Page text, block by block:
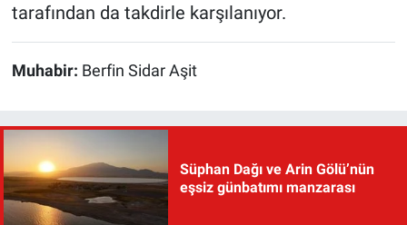
tarafından da takdirle karşılanıyor.
Muhabir: Berfin Sidar Aşit
Süphan Dağı ve Arin Gölü’nün
eşsiz günbatımı manzarası